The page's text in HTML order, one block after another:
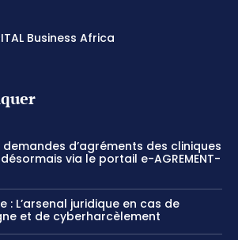
Business Africa
demandes d’agréments des cliniques
via le portail e-AGREMENT-
: L’arsenal juridique en cas de
et de cyberharcèlement